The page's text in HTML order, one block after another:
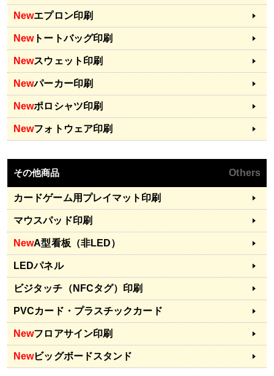
Newエプロン印刷
Newトートバッグ印刷
Newスウェット印刷
Newパーカー印刷
Newポロシャツ印刷
Newフォトウェア印刷
その他商品 Others
カードゲーム用プレイマット印刷
マウスパッド印刷
NewA型看板（非LED）
LEDパネル
ビジタッチ（NFCタグ）印刷
PVCカード・プラスチックカード
Newフロアサイン印刷
Newビッグボードスタンド